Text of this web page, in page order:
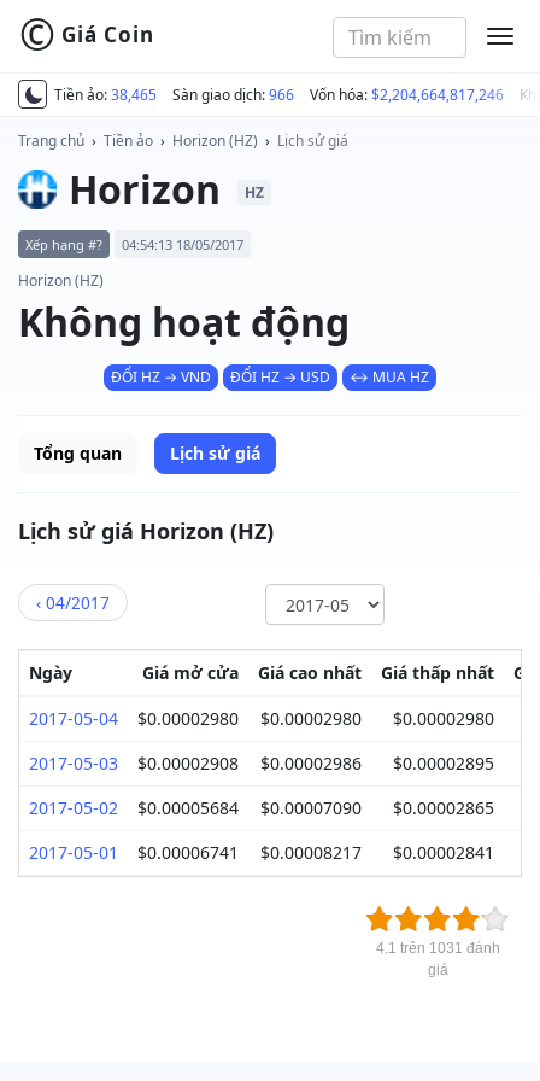
Tiền ảo:38,465 Sàn giao dịch:966 Vốn hóa:$2,204,664,817,246
© Giá Coin
Trang chủ › Tiền ảo › Horizon (HZ) › Lịch sử giá
Horizon HZ
Xếp hạng #? 04:54:13 18/05/2017
Horizon (HZ)
Không hoạt động
ĐỔI HZ → VND ĐỔI HZ → USD ↔ MUA HZ
Tổng quan Lịch sử giá
Lịch sử giá Horizon (HZ)
‹ 04/2017
Ngày Giá mở cửa Giá cao nhất Giá thấp nhất
2017-05-04
$0.00002980 $0.00002980 $0.00002980
2017-05-03
$0.00002908 $0.00002986 $0.00002895
2017-05-02
$0.00005684 $0.00007090 $0.00002865
2017-05-01
$0.00006741 $0.00008217 $0.00002841
4.1 trên 1031 đánh
giá